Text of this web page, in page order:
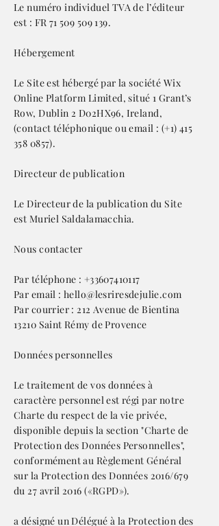
Le numéro individuel TVA de l’éditeur
est : FR 71 509 509 139.
Hébergement
Le Site est hébergé par la société Wix
Online Platform Limited, situé 1 Grant’s
Row, Dublin 2 D02HX96, Ireland,
(contact téléphonique ou email : (+1) 415
358 0857).
Directeur de publication
Le Directeur de la publication du Site
est Muriel Saldalamacchia.
Nous contacter
Par téléphone : +33607410117
Par email :hello@lesriresdejulie.com
Par courrier : 212 Avenue de Bientina
13210 Saint Rémy de Provence
Données personnelles
Le traitement de vos données à
caractère personnel est régi par notre
Charte du respect de la vie privée,
disponible depuis la section "Charte de
Protection des Données Personnelles",
conformément au Règlement Général
sur la Protection des Données 2016/679
du 27 avril 2016 («RGPD»).
a désigné un Délégué à la Protection des